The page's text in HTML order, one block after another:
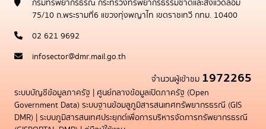
กรมทรัพยากรธรณี กระทรวงทรัพยากรธรรมชาติและสิ่งแวดล้อม
75/10 ถ.พระรามที่6 แขวงทุ่งพญาไท เขตราชเทวี กทม. 10400
02 621 9692
infosector@dmr.mail.go.th
จำนวนผู้เข้าชม 1972265
ระบบบัญชีข้อมูลภาครัฐ | ศูนย์กลางข้อมูลเปิดภาครัฐ (Open
Government Data) ระบบฐานข้อมลูภูมิสารสนเทศทรัพยากรธรณี (GIS
DMR) | ระบบภูมิสารสนเทศประยุกต์เพื่อการบริหารจัดการทรัพยากรธรณี